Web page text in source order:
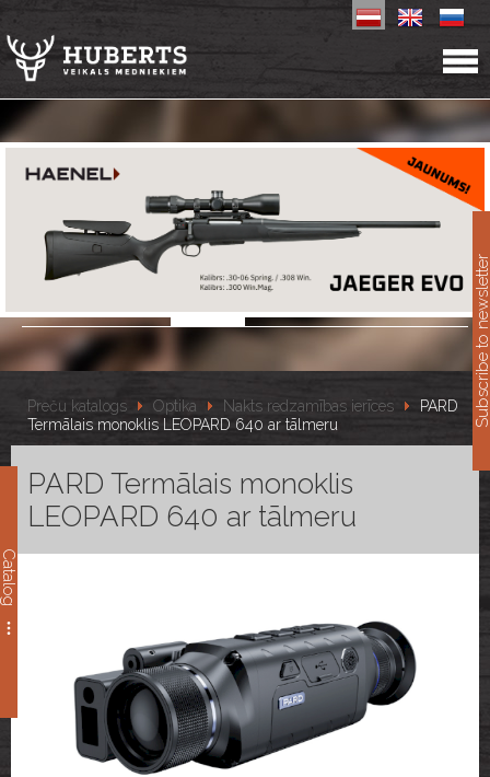
Catalog
Preču katalogs Optika Nakts redzamības ierīces
PARD
Termālais monoklis LEOPARD 640 ar tālmeru
PARD Termālais monoklis
LEOPARD 640 ar tālmeru
Subscribe